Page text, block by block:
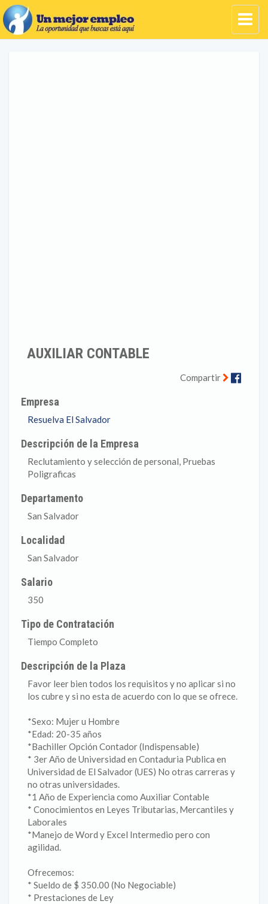
AUXILIAR CONTABLE
Compartir
Empresa
Resuelva El Salvador
Descripción de la Empresa
Reclutamiento y selección de personal, Pruebas
Poligraficas
Departamento
San Salvador
Localidad
San Salvador
Salario
350
Tipo de Contratación
Tiempo Completo
Descripción de la Plaza
Favor leer bien todos los requisitos y no aplicar si no
los cubre y si no esta de acuerdo con lo que se ofrece.
*Sexo: Mujer u Hombre
*Edad: 20-35 años
*Bachiller Opción Contador (Indispensable)
* 3er Año de Universidad en Contaduria Publica en
Universidad de El Salvador (UES) No otras carreras y
no otras universidades.
*1 Año de Experiencia como Auxiliar Contable
* Conocimientos en Leyes Tributarias, Mercantiles y
Laborales
*Manejo de Word y Excel Intermedio pero con
agilidad.
Ofrecemos:
* Sueldo de $ 350.00 (No Negociable)
* Prestaciones de Ley